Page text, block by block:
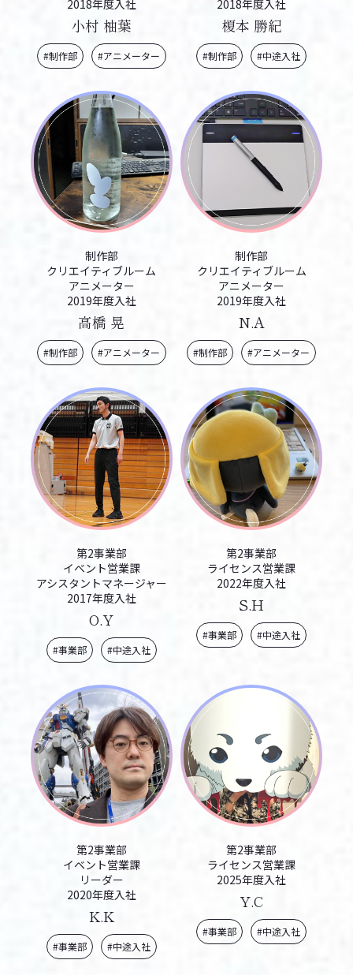
2018年度入社
小村 柚葉
#制作部 #アニメーター
2018年度入社
榎本 勝紀
#制作部 #中途入社
制作部
クリエイティブルーム
アニメーター
2019年度入社
高橋 晃
#制作部 #アニメーター
制作部
クリエイティブルーム
アニメーター
2019年度入社
N.A
#制作部 #アニメーター
第2事業部
イベント営業課
アシスタントマネージャー
2017年度入社
O.Y
#事業部 #中途入社
第2事業部
ライセンス営業課
2022年度入社
S.H
#事業部 #中途入社
第2事業部
イベント営業課
リーダー
2020年度入社
K.K
#事業部 #中途入社
第2事業部
ライセンス営業課
2025年度入社
Y.C
#事業部 #中途入社